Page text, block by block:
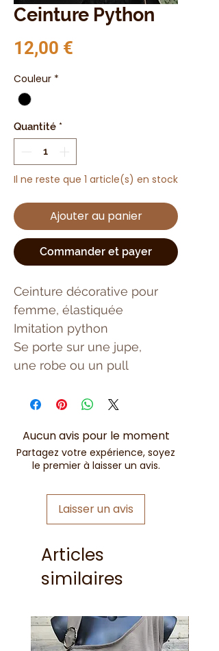
Ceinture Python
12,00 €
Couleur *
Quantité *
Il ne reste que 1 article(s) en stock
Ajouter au panier
Commander et payer
Ceinture décorative pour
femme, élastiquée
Imitation python
Se porte sur une jupe,
une robe ou un pull
Aucun avis pour le moment
Partagez votre expérience, soyez
le premier à laisser un avis.
Laisser un avis
Articles
similaires